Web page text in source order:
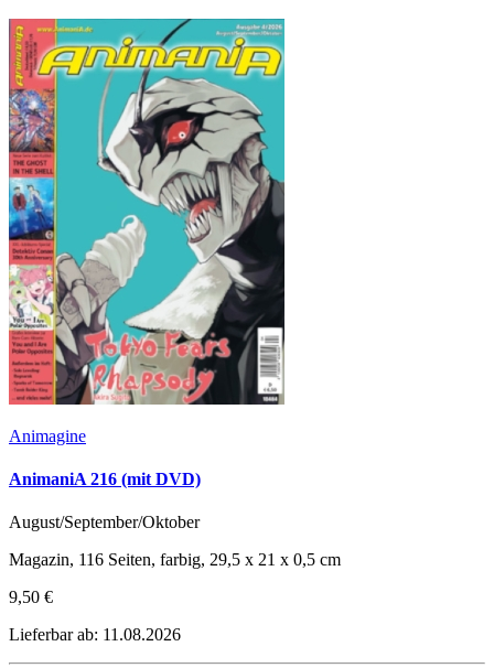
Animagine
AnimaniA 216 (mit DVD)
August/September/Oktober
Magazin, 116 Seiten, farbig, 29,5 x 21 x 0,5 cm
9,50 €
Lieferbar ab: 11.08.2026